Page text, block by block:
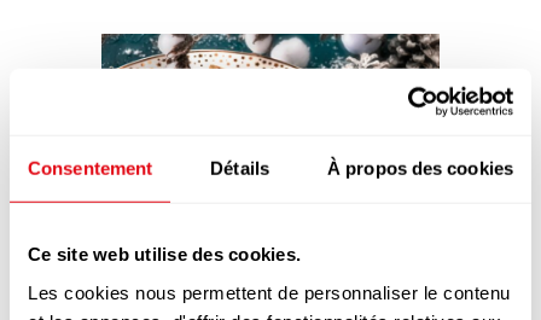
Consentement Détails À propos des cookies
Ce site web utilise des cookies.
Les cookies nous permettent de personnaliser le contenu
ET BADIANE